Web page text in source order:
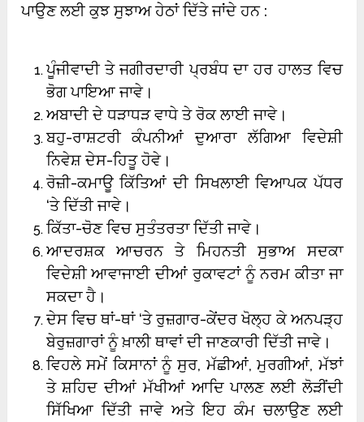
ਪਾਉਣ ਲਈ ਕੁਝ ਸੁਝਾਅ ਹੇਠਾਂ ਦਿੱਤੇ ਜਾਂਦੇ ਹਨ :
ਪੂੰਜੀਵਾਦੀ ਤੇ ਜਗੀਰਦਾਰੀ ਪ੍ਰਬੰਧ ਦਾ ਹਰ ਹਾਲਤ ਵਿਚ
ਭੋਗ ਪਾਇਆ ਜਾਵੇ।
ਅਬਾਦੀ ਦੇ ਧੜਾਧੜ ਵਾਧੇ ਤੇ ਰੋਕ ਲਾਈ ਜਾਵੇ।
ਬਹੁ-ਰਾਸ਼ਟਰੀ ਕੰਪਨੀਆਂ ਦੁਆਰਾ ਲੱਗਿਆ ਵਿਦੇਸ਼ੀ
ਨਿਵੇਸ਼ ਦੇਸ-ਹਿਤੂ ਹੋਵੇ।
ਰੋਜ਼ੀ-ਕਮਾਊ ਕਿੱਤਿਆਂ ਦੀ ਸਿਖਲਾਈ ਵਿਆਪਕ ਪੱਧਰ
‘ਤੇ ਦਿੱਤੀ ਜਾਵੇ।
ਕਿੱਤਾ-ਚੋਣ ਵਿਚ ਸੁਤੰਤਰਤਾ ਦਿੱਤੀ ਜਾਵੇ।
ਆਦਰਸ਼ਕ ਆਚਰਨ ਤੇ ਮਿਹਨਤੀ ਸੁਭਾਅ ਸਦਕਾ
ਵਿਦੇਸ਼ੀ ਆਵਾਜਾਈ ਦੀਆਂ ਰੁਕਾਵਟਾਂ ਨੂੰ ਨਰਮ ਕੀਤਾ ਜਾ
ਸਕਦਾ ਹੈ।
ਦੇਸ ਵਿਚ ਥਾਂ-ਥਾਂ ‘ਤੇ ਰੁਜ਼ਗਾਰ-ਕੇਂਦਰ ਖੋਲ੍ਹ ਕੇ ਅਨਪੜ੍ਹ
ਬੇਰੁਜ਼ਗਾਰਾਂ ਨੂੰ ਖ਼ਾਲੀ ਥਾਵਾਂ ਦੀ ਜਾਣਕਾਰੀ ਦਿੱਤੀ ਜਾਵੇ।
ਵਿਹਲੇ ਸਮੇਂ ਕਿਸਾਨਾਂ ਨੂੰ ਸੁਰ, ਮੱਛੀਆਂ, ਮੁਰਗੀਆਂ, ਮੱਝਾਂ
ਤੇ ਸ਼ਹਿਦ ਦੀਆਂ ਮੱਖੀਆਂ ਆਦਿ ਪਾਲਣ ਲਈ ਲੋੜੀਂਦੀ
ਸਿੱਖਿਆ ਦਿੱਤੀ ਜਾਵੇ ਅਤੇ ਇਹ ਕੰਮ ਚਲਾਉਣ ਲਈ